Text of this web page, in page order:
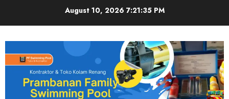
August 10, 2026 7:21:36 PM